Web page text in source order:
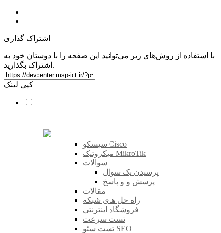
اشتراک گذاری
با استفاده از روش‌های زیر می‌توانید این صفحه را با دوستان خود به
اشتراک بگذارید.
کپی لینک
سیسکو Cisco
میکروتیک MikroTik
سوالات
پرسیدن یک سوال
پرسش و و پاسخ
مقالات
راه حل های شبکه
فروشگاه اینترنتی
تست سرعت
تست سئو SEO